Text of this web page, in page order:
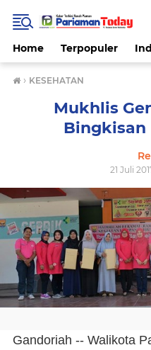
Home Terpopuler
› KESEHATAN
Mukhlis
Bingkisan
21 Juli
Gandoriah -- Walikota